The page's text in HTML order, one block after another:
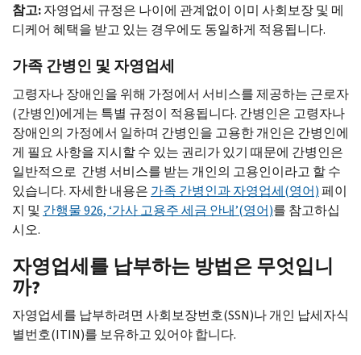
참고:자영업세 규정은 나이에 관계없이 이미 사회보장 및 메
디케어 혜택을 받고 있는 경우에도 동일하게 적용됩니다.
가족 간병인 및 자영업세
고령자나 장애인을 위해 가정에서 서비스를 제공하는 근로자
(간병인)에게는 특별 규정이 적용됩니다. 간병인은 고령자나
장애인의 가정에서 일하며 간병인을 고용한 개인은 간병인에
게 필요 사항을 지시할 수 있는 권리가 있기 때문에 간병인은
일반적으로 간병 서비스를 받는 개인의 고용인이라고 할 수
있습니다. 자세한 내용은 가족 간병인과 자영업세(영어)페이
지 및 간행물 926, ‘가사 고용주 세금 안내’(영어)를 참고하십
시오.
자영업세를 납부하는 방법은 무엇입니
까?
자영업세를 납부하려면 사회보장번호(SSN)나 개인 납세자식
별번호(ITIN)를 보유하고 있어야 합니다.